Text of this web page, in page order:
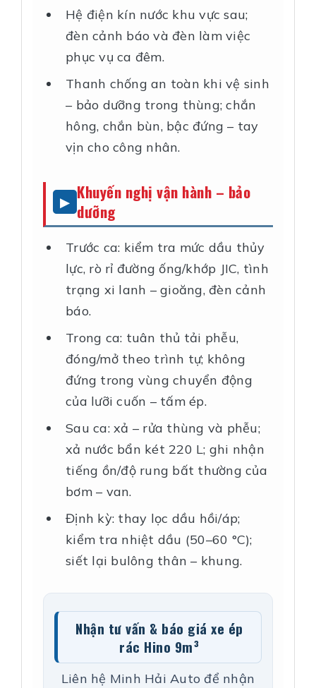
Hệ điện kín nước khu vực sau;
đèn cảnh báo và đèn làm việc
phục vụ ca đêm.
Thanh chống an toàn khi vệ sinh
– bảo dưỡng trong thùng; chắn
hông, chắn bùn, bậc đứng – tay
vịn cho công nhân.
Khuyến nghị vận hành – bảo
dưỡng
Trước ca: kiểm tra mức dầu thủy
lực, rò rỉ đường ống/khớp JIC, tình
trạng xi lanh – gioăng, đèn cảnh
báo.
Trong ca: tuân thủ tải phễu,
đóng/mở theo trình tự; không
đứng trong vùng chuyển động
của lưỡi cuốn – tấm ép.
Sau ca: xả – rửa thùng và phễu;
xả nước bẩn két 220 L; ghi nhận
tiếng ồn/độ rung bất thường của
bơm – van.
Định kỳ: thay lọc dầu hồi/áp;
kiểm tra nhiệt dầu (50–60 °C);
siết lại bulông thân – khung.
Nhận tư vấn & báo giá xe ép
rác Hino 9m³
Liên hệ Minh Hải Auto để nhận